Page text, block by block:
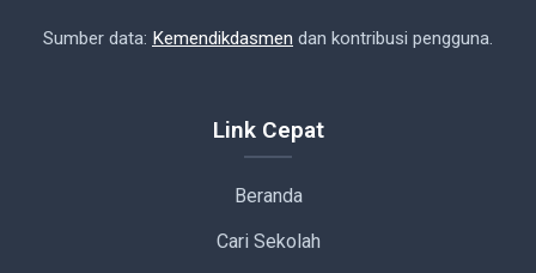
Sumber data: Kemendikdasmen dan kontribusi pengguna.
Link Cepat
Beranda
Cari Sekolah